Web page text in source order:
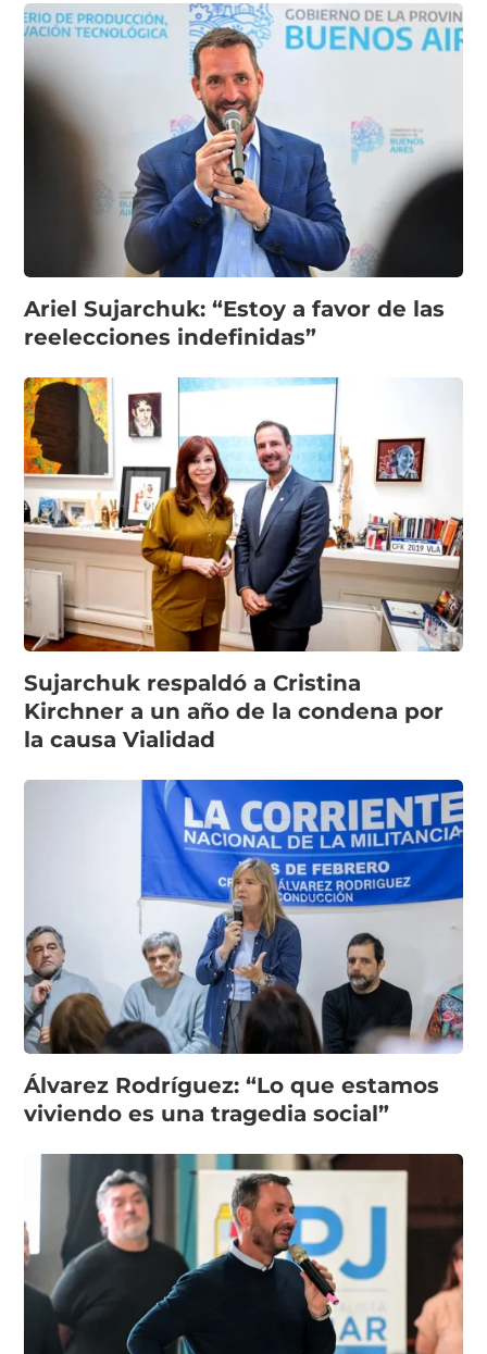
Ariel Sujarchuk: “Estoy a favor de las
reelecciones indefinidas”
Sujarchuk respaldó a Cristina
Kirchner a un año de la condena por
la causa Vialidad
Álvarez Rodríguez: “Lo que estamos
viviendo es una tragedia social”